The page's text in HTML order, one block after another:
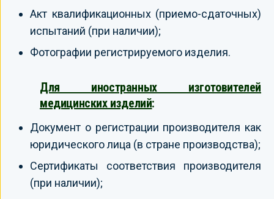
Акт квалификационных (приемо-сдаточных)
испытаний (при наличии);
Фотографии регистрируемого изделия.
Для иностранных изготовителей
медицинских изделий:
Документ о регистрации производителя как
юридического лица (в стране производства);
Сертификаты соответствия производителя
(при наличии);